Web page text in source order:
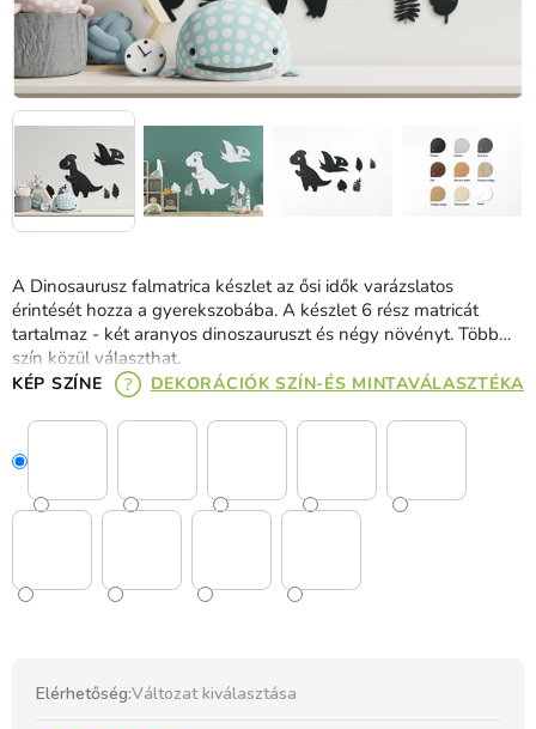
A Dinosaurusz falmatrica készlet az ősi idők varázslatos
érintését hozza a gyerekszobába. A készlet 6 rész matricát
tartalmaz - két aranyos dinoszauruszt és négy növényt. Több
szín közül választhat.
KÉP SZÍNE DEKORÁCIÓK SZÍN-ÉS MINTAVÁLASZTÉKA
Elérhetőség:Változat kiválasztása